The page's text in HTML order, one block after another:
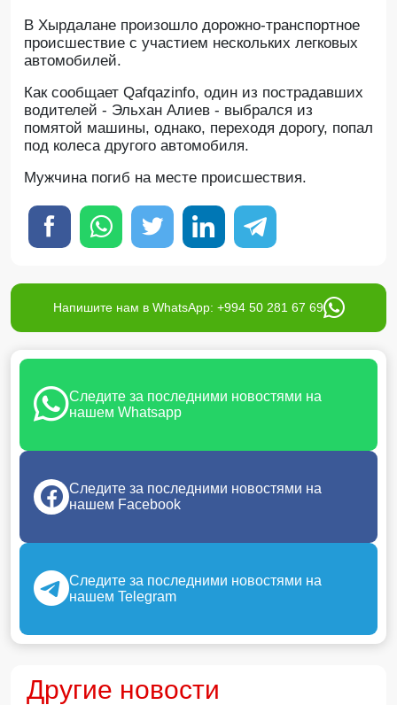
В Хырдалане произошло дорожно-транспортное
происшествие с участием нескольких легковых
автомобилей.
Как сообщает Qafqazinfo, один из пострадавших
водителей - Эльхан Алиев - выбрался из
помятой машины, однако, переходя дорогу, попал
под колеса другого автомобиля.
Мужчина погиб на месте происшествия.
Напишите нам в WhatsApp: +994 50 281 67 69
Следите за последними новостями на
нашем Whatsapp
Следите за последними новостями на
нашем Facebook
Следите за последними новостями на
нашем Telegram
Другие новости